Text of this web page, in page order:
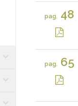
pag. 48
pag.65